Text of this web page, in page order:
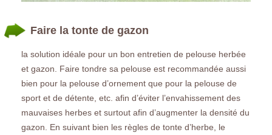
Faire la tonte de gazon
la solution idéale pour un bon entretien de pelouse herbée
et gazon. Faire tondre sa pelouse est recommandée aussi
bien pour la pelouse d’ornement que pour la pelouse de
sport et de détente, etc. afin d’éviter l’envahissement des
mauvaises herbes et surtout afin d’augmenter la densité du
gazon. En suivant bien les règles de tonte d’herbe, le